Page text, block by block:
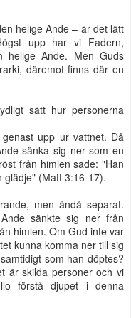
helige Ande – är det lätt
upp har vi Fadern,
helige Ande. Men Guds
däremot finns där en
sätt hur personerna
upp ur vattnet. Då
sänka sig ner som en
från himlen sade: "Han
glädje" (Matt 3:16-17).
men ändå separat.
sänkte sig ner från
himlen. Om Gud inte var
kunna komma ner till sig
som han döptes?
är skilda personer och vi
förstå djupet i denna